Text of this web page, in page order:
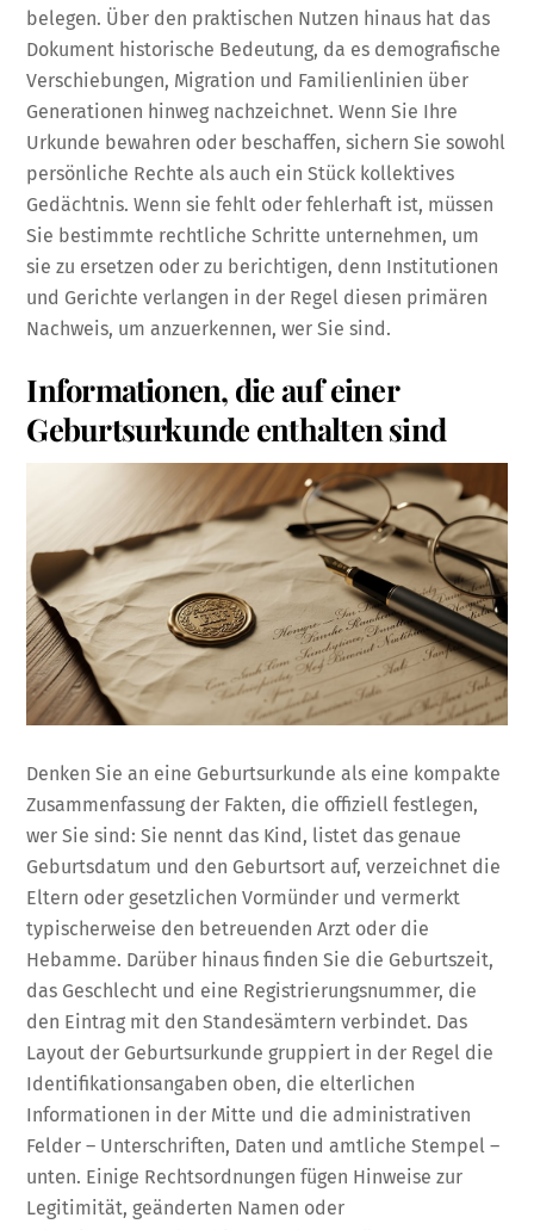
belegen. Über den praktischen Nutzen hinaus hat das
Dokument historische Bedeutung, da es demografische
Verschiebungen, Migration und Familienlinien über
Generationen hinweg nachzeichnet. Wenn Sie Ihre
Urkunde bewahren oder beschaffen, sichern Sie sowohl
persönliche Rechte als auch ein Stück kollektives
Gedächtnis. Wenn sie fehlt oder fehlerhaft ist, müssen
Sie bestimmte rechtliche Schritte unternehmen, um
sie zu ersetzen oder zu berichtigen, denn Institutionen
und Gerichte verlangen in der Regel diesen primären
Nachweis, um anzuerkennen, wer Sie sind.
Informationen, die auf einer
Geburtsurkunde enthalten sind
Denken Sie an eine Geburtsurkunde als eine kompakte
Zusammenfassung der Fakten, die offiziell festlegen,
wer Sie sind: Sie nennt das Kind, listet das genaue
Geburtsdatum und den Geburtsort auf, verzeichnet die
Eltern oder gesetzlichen Vormünder und vermerkt
typischerweise den betreuenden Arzt oder die
Hebamme. Darüber hinaus finden Sie die Geburtszeit,
das Geschlecht und eine Registrierungsnummer, die
den Eintrag mit den Standesämtern verbindet. Das
Layout der Geburtsurkunde gruppiert in der Regel die
Identifikationsangaben oben, die elterlichen
Informationen in der Mitte und die administrativen
Felder – Unterschriften, Daten und amtliche Stempel –
unten. Einige Rechtsordnungen fügen Hinweise zur
Legitimität, geänderten Namen oder